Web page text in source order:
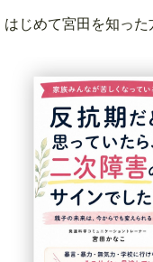
はじめて宮田を知った